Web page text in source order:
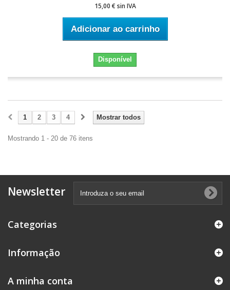
15,00 € sin IVA
Adicionar ao carrinho
Disponível
Mostrar todos
1 2 3 4
Mostrando 1 - 20 de 76 itens
Newsletter
Categorias
Informação
A minha conta